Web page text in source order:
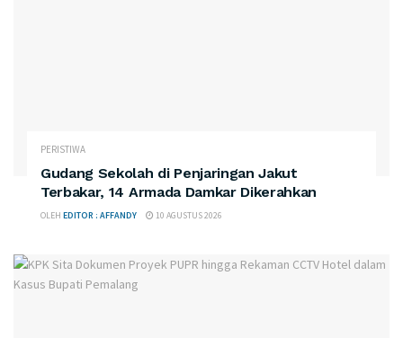
PERISTIWA
Gudang Sekolah di Penjaringan Jakut
Terbakar, 14 Armada Damkar Dikerahkan
OLEH EDITOR : AFFANDY 10 AGUSTUS 2026